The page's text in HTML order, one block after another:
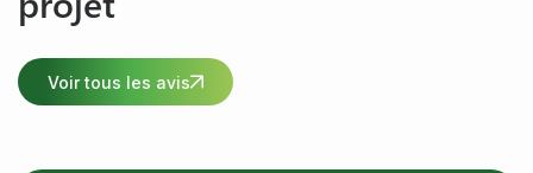
Voir tous les avis